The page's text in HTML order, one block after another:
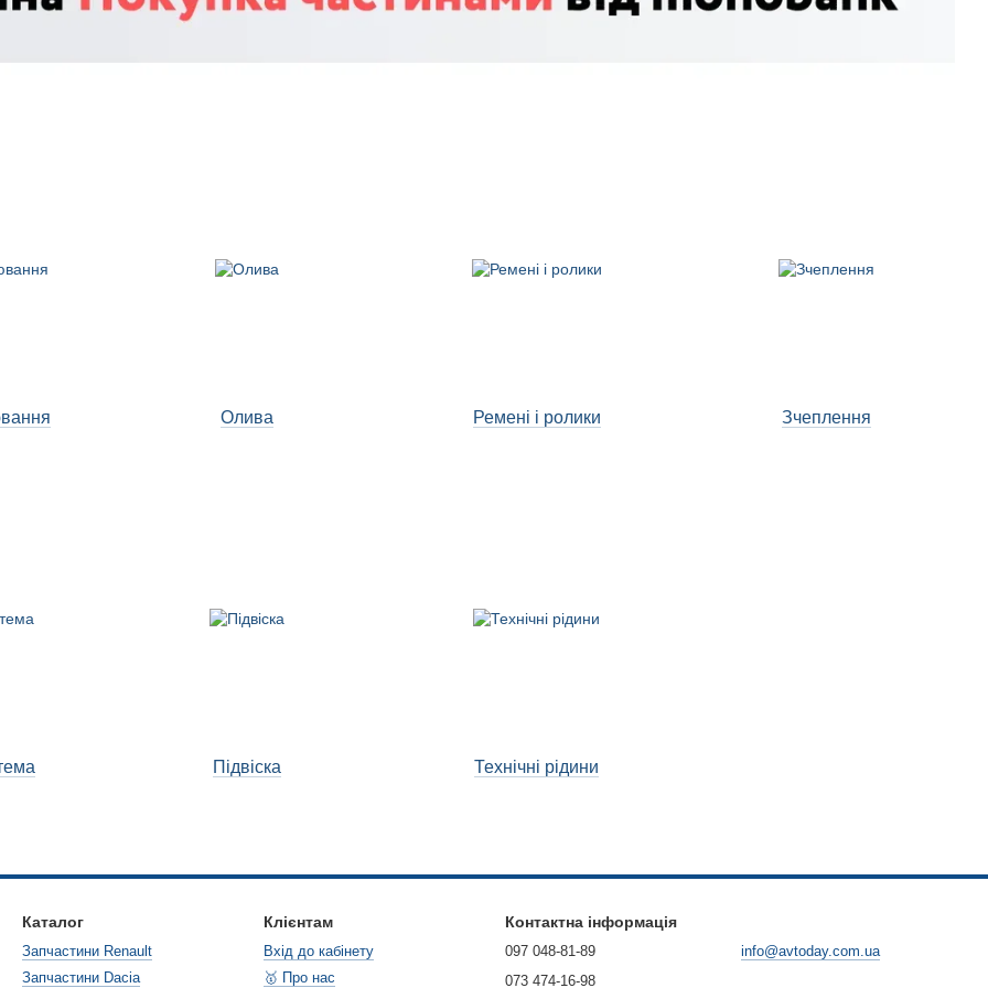
Олива Ремені і ролики Зчеплення
Підвіска Технічні рідини
Каталог
Запчастини Renault
Запчастини Dacia
Клієнтам
Вхід до кабінету
🥇 Про нас
Контактна інформація
097 048-81-89
073 474-16-98
info@avtoday.com.ua